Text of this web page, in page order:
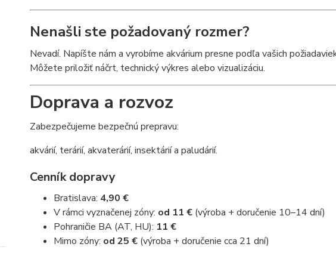
Nenašli ste požadovaný rozmer?
Nevadí. Napíšte nám a vyrobíme akvárium presne podľa vašich
Môžete priložiť náčrt, technický výkres alebo vizualizáciu.
Doprava a rozvoz
Zabezpečujeme bezpečnú prepravu:
akvárií, terárií, akvaterárií, insektárií a paludárií.
Cenník dopravy
Bratislava: 4,90 €
V rámci vyznačenej zóny: od 11 €(výroba + doručenie 10–14 dní)
Pohraničie BA (AT, HU): 11 €
Mimo zóny: od 25 €(výroba + doručenie cca 21 dní)